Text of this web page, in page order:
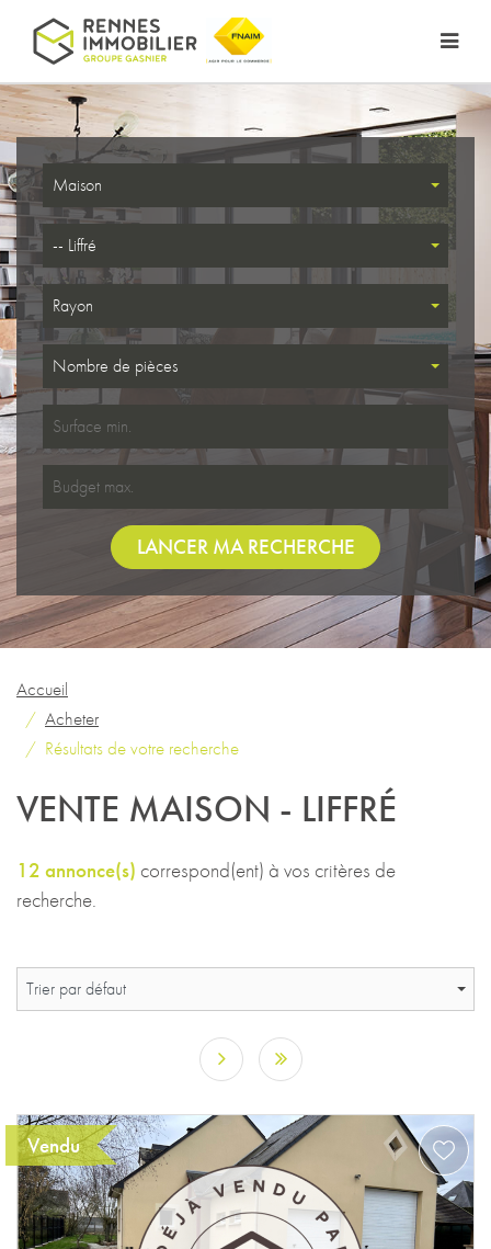
Maison
-- Liffré
Rayon
Nombre de pièces
LANCER MA RECHERCHE
Accueil
Acheter
Résultats de votre recherche
VENTE MAISON - LIFFRÉ
12 annonce(s) correspond(ent) à vos critères de
recherche.
Trier par défaut
Vendu